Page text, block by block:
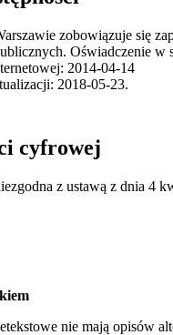
zobowiązuje się
Oświadczenie w
2014-04-14
2018-05-23.
cyfrowej
z ustawą z dnia 4
nie mają opisów